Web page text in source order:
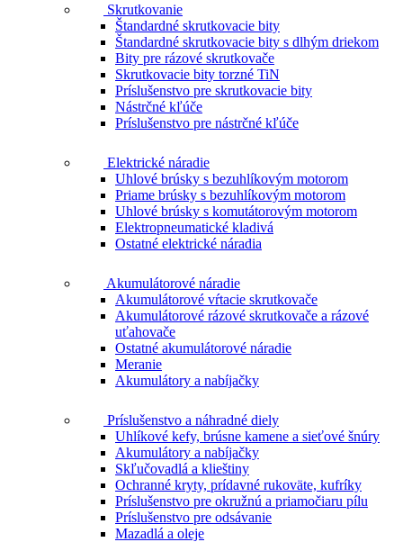
Skrutkovanie
Štandardné skrutkovacie bity
Štandardné skrutkovacie bity s dlhým driekom
Bity pre rázové skrutkovače
Skrutkovacie bity torzné TiN
Príslušenstvo pre skrutkovacie bity
Nástrčné kľúče
Príslušenstvo pre nástrčné kľúče
Elektrické náradie
Uhlové brúsky s bezuhlíkovým motorom
Priame brúsky s bezuhlíkovým motorom
Uhlové brúsky s komutátorovým motorom
Elektropneumatické kladivá
Ostatné elektrické náradia
Akumulátorové náradie
Akumulátorové vŕtacie skrutkovače
Akumulátorové rázové skrutkovače a rázové
uťahovače
Ostatné akumulátorové náradie
Meranie
Akumulátory a nabíjačky
Príslušenstvo a náhradné diely
Uhlíkové kefy, brúsne kamene a sieťové šnúry
Akumulátory a nabíjačky
Skľučovadlá a klieštiny
Ochranné kryty, prídavné rukoväte, kufríky
Príslušenstvo pre okružnú a priamočiaru pílu
Príslušenstvo pre odsávanie
Mazadlá a oleje